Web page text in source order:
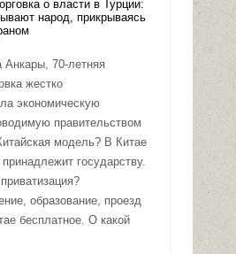
Анкары, 70-летняя
жестко
экономическую
правительством
модель? В Китае
государству.
образование, проезд
бесплатное. О какой